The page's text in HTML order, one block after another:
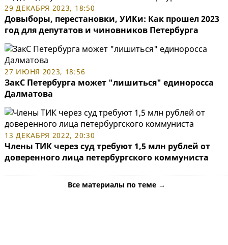
29 ДЕКАБРЯ 2023, 18:50
Довыборы, перестановки, УИКи: Как прошел 2023
год для депутатов и чиновников Петербурга
27 ИЮНЯ 2023, 18:56
ЗакС Петербурга может "лишиться" единоросса
Далматова
13 ДЕКАБРЯ 2022, 20:30
Члены ТИК через суд требуют 1,5 млн рублей от
доверенного лица петербургского коммуниста
Все материалы по теме →